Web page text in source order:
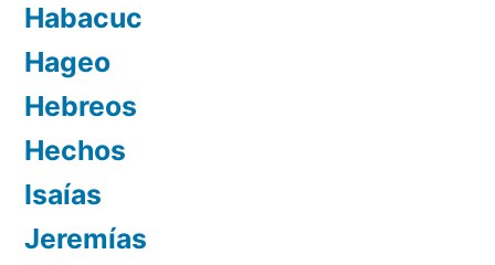
Habacuc
Hageo
Hebreos
Hechos
Isaías
Jeremías